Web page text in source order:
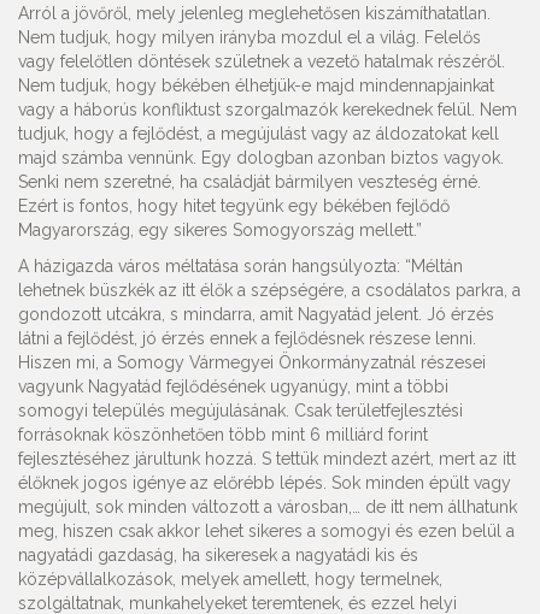
Arról a jövőről, mely jelenleg meglehetősen kiszámíthatatlan.
Nem tudjuk, hogy milyen irányba mozdul el a világ. Felelős
vagy felelőtlen döntések születnek a vezető hatalmak részéről.
Nem tudjuk, hogy békében élhetjük-e majd mindennapjainkat
vagy a háborús konfliktust szorgalmazók kerekednek felül. Nem
tudjuk, hogy a fejlődést, a megújulást vagy az áldozatokat kell
majd számba vennünk. Egy dologban azonban biztos vagyok.
Senki nem szeretné, ha családját bármilyen veszteség érné.
Ezért is fontos, hogy hitet tegyünk egy békében fejlődő
Magyarország, egy sikeres Somogyország mellett.”
A házigazda város méltatása során hangsúlyozta: “Méltán
lehetnek büszkék az itt élők a szépségére, a csodálatos parkra, a
gondozott utcákra, s mindarra, amit Nagyatád jelent. Jó érzés
látni a fejlődést, jó érzés ennek a fejlődésnek részese lenni.
Hiszen mi, a Somogy Vármegyei Önkormányzatnál részesei
vagyunk Nagyatád fejlődésének ugyanúgy, mint a többi
somogyi település megújulásának. Csak területfejlesztési
forrásoknak köszönhetően több mint 6 milliárd forint
fejlesztéséhez járultunk hozzá. S tettük mindezt azért, mert az itt
élőknek jogos igénye az előrébb lépés. Sok minden épült vagy
megújult, sok minden változott a városban,… de itt nem állhatunk
meg, hiszen csak akkor lehet sikeres a somogyi és ezen belül a
nagyatádi gazdaság, ha sikeresek a nagyatádi kis és
középvállalkozások, melyek amellett, hogy termelnek,
szolgáltatnak, munkahelyeket teremtenek, és ezzel helyi